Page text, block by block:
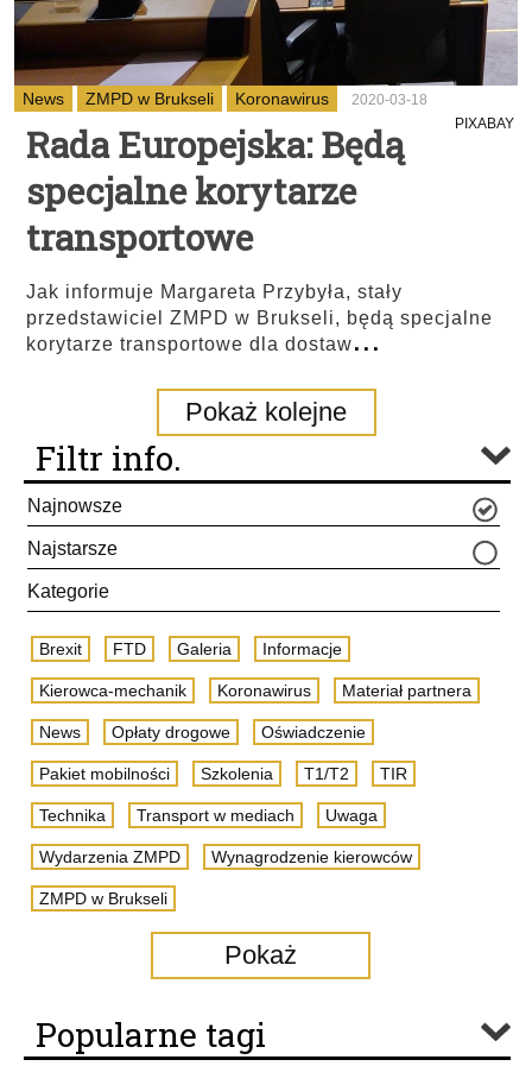
News ZMPD w Brukseli Koronawirus
2020-03-18
PIXABAY
Rada Europejska: Będą
specjalne korytarze
transportowe
Jak informuje Margareta Przybyła, stały
przedstawiciel ZMPD w Brukseli, będą specjalne
korytarze transportowe dla dostaw...
Pokaż kolejne
Filtr info.
Najnowsze
Najstarsze
Kategorie
Brexit FTD Galeria Informacje
Kierowca-mechanik Koronawirus Materiał partnera
News Opłaty drogowe Oświadczenie
Pakiet mobilności Szkolenia T1/T2 TIR
Technika Transport w mediach Uwaga
Wydarzenia ZMPD Wynagrodzenie kierowców
ZMPD w Brukseli
Pokaż
Popularne tagi